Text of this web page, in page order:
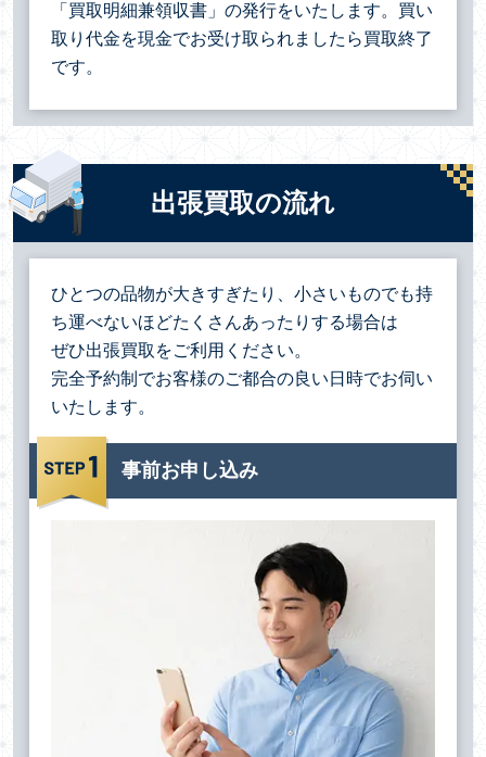
「買取明細兼領収書」の発行をいたします。買い
取り代金を現金でお受け取られましたら買取終了
です。
出張買取の流れ
ひとつの品物が大きすぎたり、小さいものでも持
ち運べないほどたくさんあったりする場合は
ぜひ出張買取をご利用ください。
完全予約制でお客様のご都合の良い日時でお伺い
いたします。
事前お申し込み